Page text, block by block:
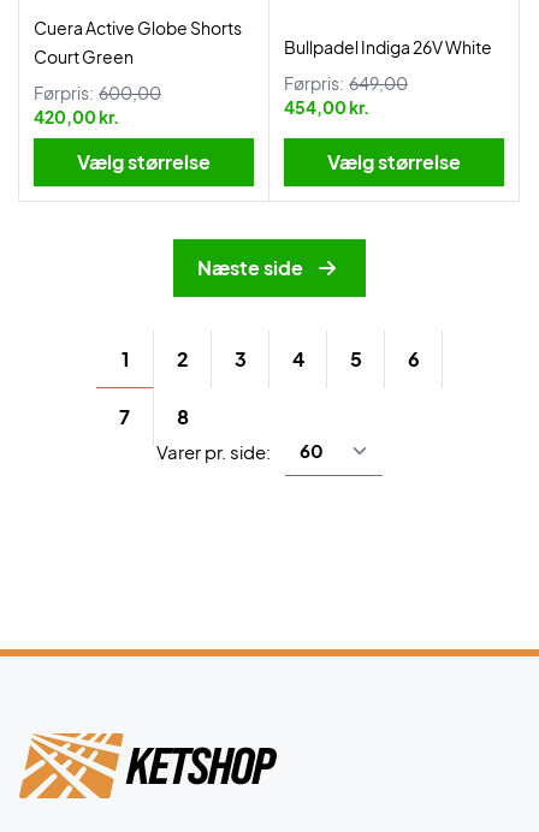
Cuera Active Globe Shorts
Court Green
Førpris: 600,00
420,00 kr.
Vælg størrelse
Bullpadel Indiga 26V White
Førpris: 649,00
454,00 kr.
Vælg størrelse
Næste side
1 2 3 4 5 6
7 8
Varer pr. side: